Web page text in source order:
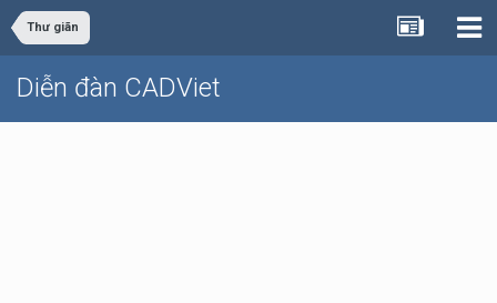
Thư giãn
Diễn đàn CADViet